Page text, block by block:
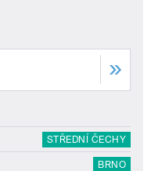
STŘEDNÍ ČECHY
BRNO